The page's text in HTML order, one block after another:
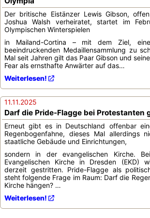
Der britische Eistänzer Lewis Gibson,
Joshua Walsh verheiratet, startet im
Olympischen Winterspielen
in Mailand-Cortina – mit dem Ziel,
beeindruckenden Medaillensammlung zu
Mal seit Jahren gilt das Paar Gibson und
Fear als ernsthafte Anwärter auf das…
Weiterlesen!
11.11.2025
Darf die Pride-Flagge bei Protestanten
Erneut gibt es in Deutschland offenbar
Regenbogenfahne, dieses Mal allerdings
staatliche Gebäude und Einrichtungen,
sondern in der evangelischen Kirche.
Evangelischen Kirche in Dresden (EKD)
derzeit gestritten. Pride-Flagge als
steht folgende Frage im Raum: Darf die
Kirche hängen? …
Weiterlesen!